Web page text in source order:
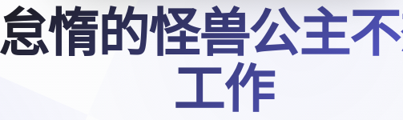
怠惰的怪兽公主
工作